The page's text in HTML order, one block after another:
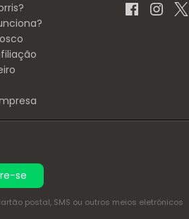
se
postal, SMS ou outros meios eletrónicos